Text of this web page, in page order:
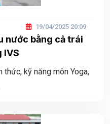
19/04/2025 20:09
nước bằng cả trái
IVS
thức, kỹ năng môn Yoga,